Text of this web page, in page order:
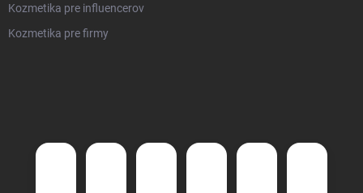
Kozmetika pre influencerov
Kozmetika pre firmy